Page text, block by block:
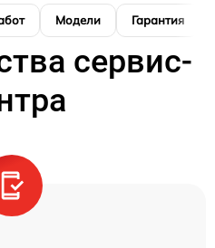
Модели Гарантия
сервис-